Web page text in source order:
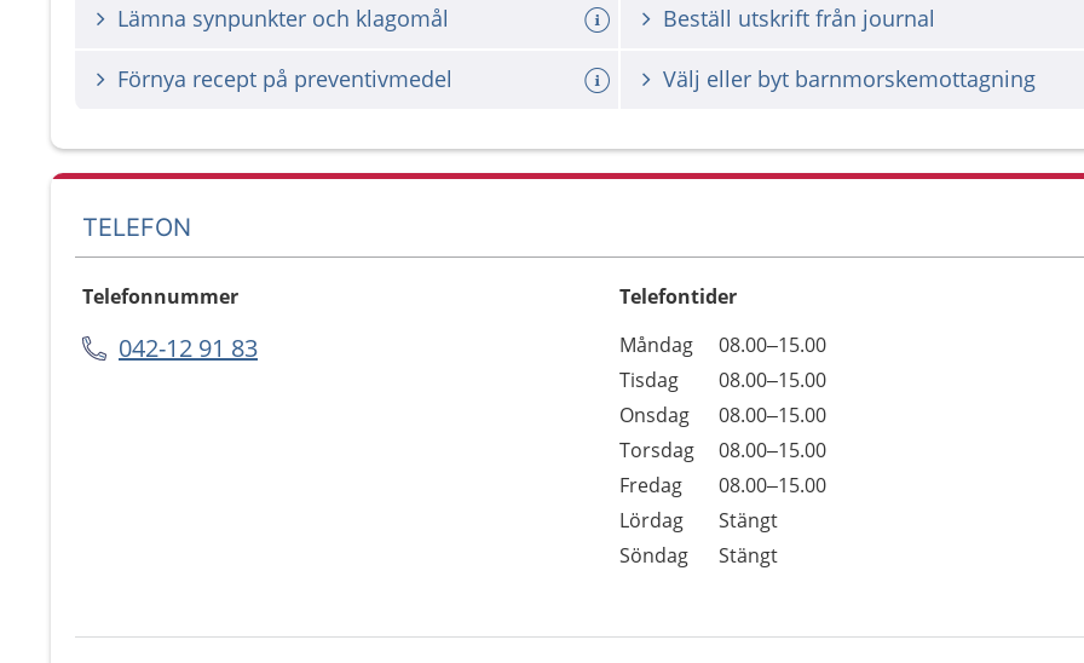
Lämna synpunkter och klagomål Beställ utskrift från journal
Förnya recept på preventivmedel Välj eller byt barnmorskemottagning
TELEFON
Telefonnummer
042-12 91 83
Telefontider
Dag
Öppettider
Kommentarer
Måndag
08.00–15.00
Tisdag
08.00–15.00
Onsdag
08.00–15.00
Torsdag
08.00–15.00
Fredag
08.00–15.00
Lördag
Stängt
Söndag
Stängt